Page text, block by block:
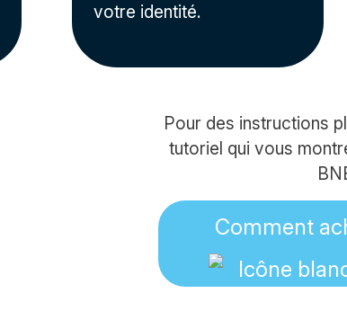
votre identité.
Pour des instructions
tutoriel qui vous
Comment